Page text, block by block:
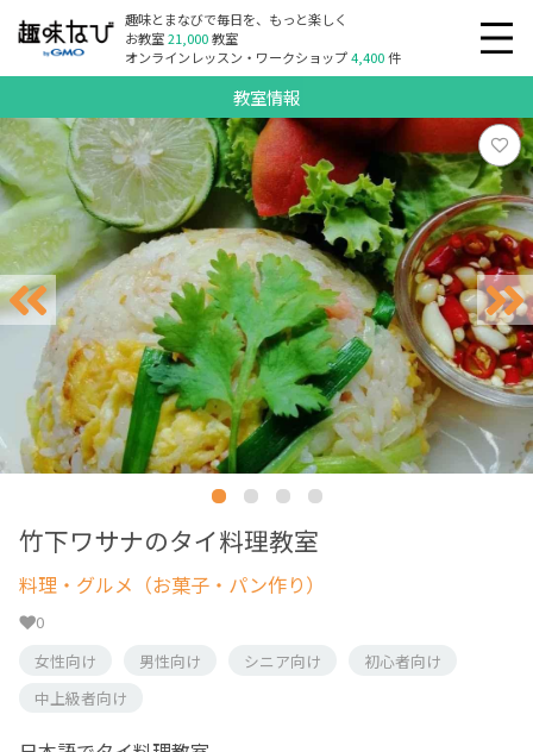
趣味とまなびで毎日を、もっと楽しく
お教室21,000教室
オンラインレッスン・ワークショップ4,400件
教室情報
竹下ワサナのタイ料理教室
料理・グルメ（お菓子・パン作り）
0
女性向け
男性向け シニア向け
初心者向け
中上級者向け